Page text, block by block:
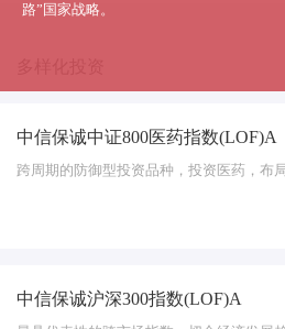
路”国家战略。
指数型基金
中信保诚中证800医药指数(LOF)A
跨周期的防御型投资品种，投资医药，布局
指数型基金
中信保诚沪深300指数(LOF)A